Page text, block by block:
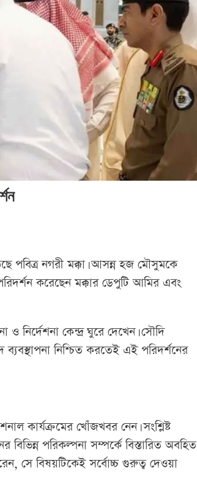
পবিত্র নগরী মক্কা। আসন্ন হজ মৌসুমকে
করেছেন মক্কার ডেপুটি আমির এবং
নির্দেশনা কেন্দ্র ঘুরে দেখেন। সৌদি
নিশ্চিত করতেই এই পরিদর্শনের
কার্যক্রমের খোঁজখবর নেন। সংশ্লিষ্ট
বিভিন্ন পরিকল্পনা সম্পর্কে বিস্তারিত অবহিত
সে বিষয়টিকেই সর্বোচ্চ গুরুত্ব দেওয়া